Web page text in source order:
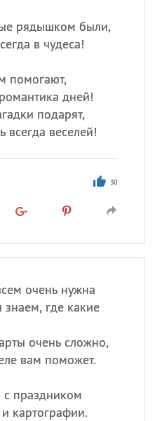
рядышком были,
в чудеса!
помогают,
дней!
подарят,
веселей!
30
очень нужна
где какие
очень сложно,
вам поможет.
с праздником
картографии.